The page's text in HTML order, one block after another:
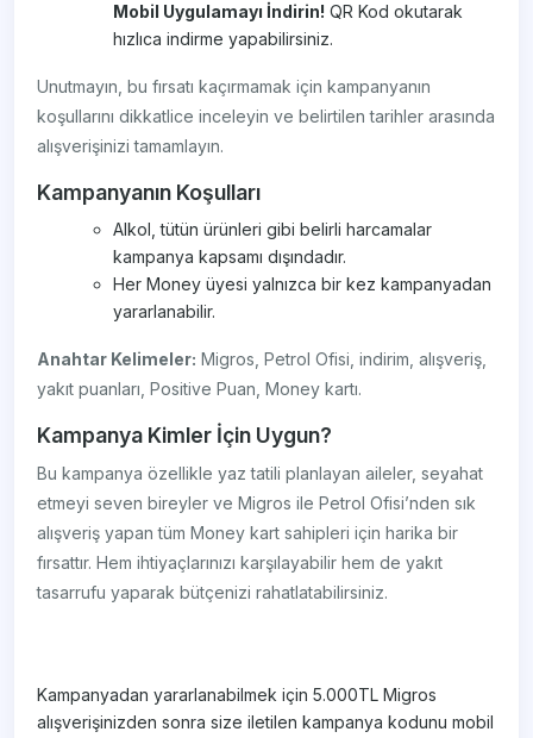
Mobil Uygulamayı İndirin! QR Kod okutarak
hızlıca indirme yapabilirsiniz.
Unutmayın, bu fırsatı kaçırmamak için kampanyanın
koşullarını dikkatlice inceleyin ve belirtilen tarihler arasında
alışverişinizi tamamlayın.
Kampanyanın Koşulları
Alkol, tütün ürünleri gibi belirli harcamalar
kampanya kapsamı dışındadır.
Her Money üyesi yalnızca bir kez kampanyadan
yararlanabilir.
Anahtar Kelimeler: Migros, Petrol Ofisi, indirim, alışveriş,
yakıt puanları, Positive Puan, Money kartı.
Kampanya Kimler İçin Uygun?
Bu kampanya özellikle yaz tatili planlayan aileler, seyahat
etmeyi seven bireyler ve Migros ile Petrol Ofisi’nden sık
alışveriş yapan tüm Money kart sahipleri için harika bir
fırsattır. Hem ihtiyaçlarınızı karşılayabilir hem de yakıt
tasarrufu yaparak bütçenizi rahatlatabilirsiniz.
Kampanyadan yararlanabilmek için 5.000TL Migros
alışverişinizden sonra size iletilen kampanya kodunu mobil